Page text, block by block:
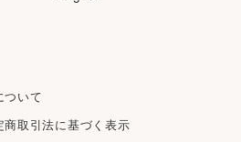
ついて
取引法に基づく表示